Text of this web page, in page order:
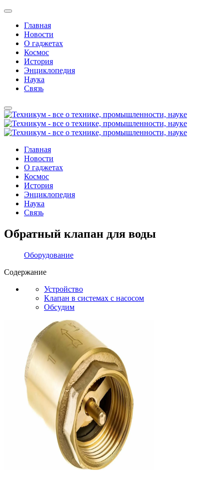
Главная
Новости
О гаджетах
Космос
История
Энциклопедия
Наука
Связь
Главная
Новости
О гаджетах
Космос
История
Энциклопедия
Наука
Связь
Обратный клапан для воды
Оборудование
Содержание
Устройство
Клапан в системах с насосом
Обсудим